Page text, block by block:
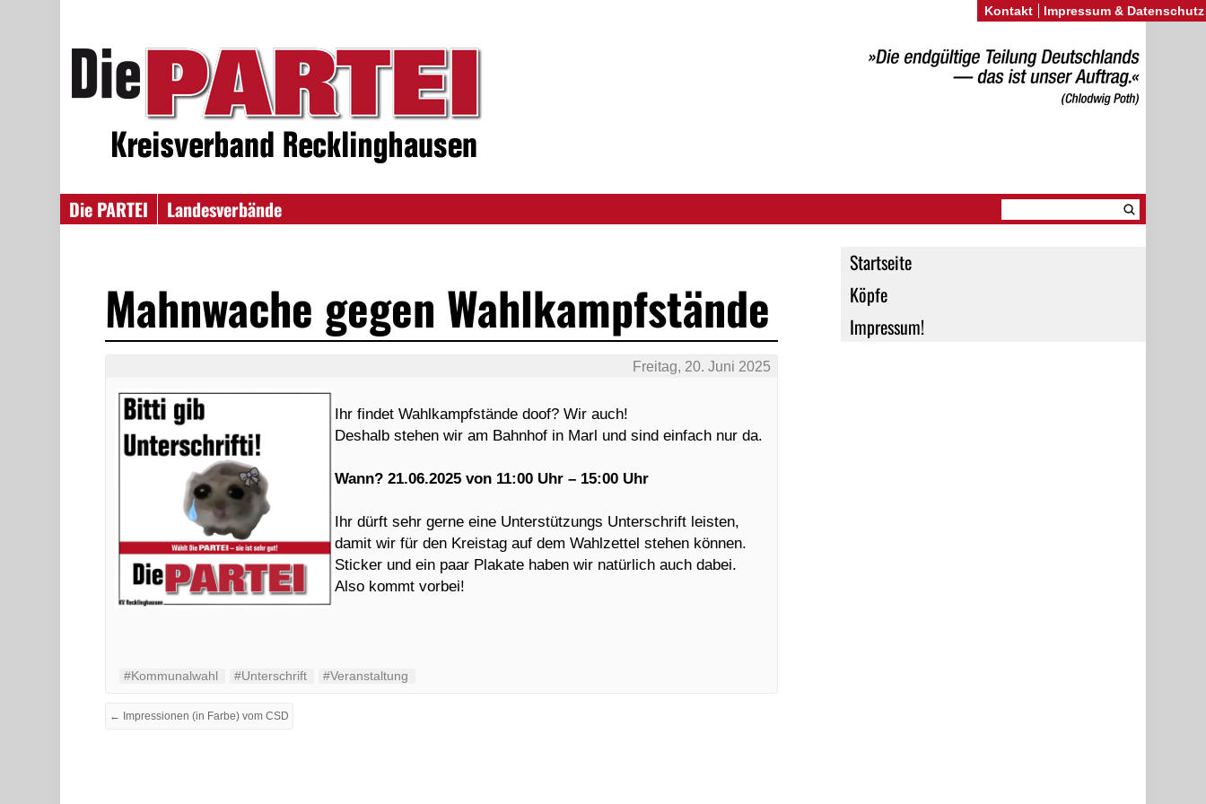
Die PARTEI
Landesverbände
Startseite
Köpfe
Impressum!
Mahnwache gegen Wahlkampfstände
Freitag, 20. Juni 2025
Ihr findet Wahlkampfstände doof? Wir auch!
Deshalb stehen wir am Bahnhof in Marl und sind einfach nur da.
Wann? 21.06.2025 von 11:00 Uhr – 15:00 Uhr
Ihr dürft sehr gerne eine Unterstützungs Unterschrift leisten,
damit wir für den Kreistag auf dem Wahlzettel stehen können.
Sticker und ein paar Plakate haben wir natürlich auch dabei.
Also kommt vorbei!
#Kommunalwahl #Unterschrift #Veranstaltung
← Impressionen (in Farbe) vom CSD
Kontakt Impressum & Datenschutz